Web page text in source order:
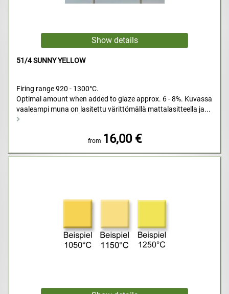
51/4 SUNNY YELLOW
Firing range 920 - 1300°C.
Optimal amount when added to glaze approx. 6 - 8%. Kuvassa
vaaleampi muna on lasitettu värittömällä mattalasitteella ja...
from 16,00 €